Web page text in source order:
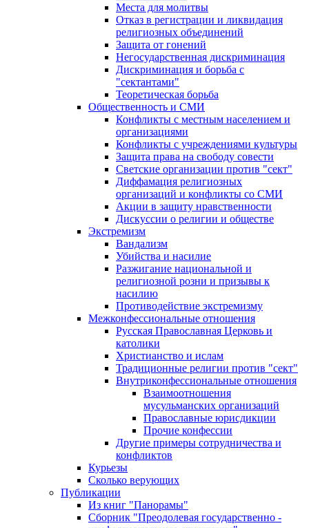
Места для молитвы
Отказ в регистрации и ликвидация
религиозных объединений
Защита от гонений
Негосударственная дискриминация
Дискриминация и борьба с
"сектантами"
Теоретическая борьба
Общественность и СМИ
Конфликты с местным населением и
организациями
Конфликты с учреждениями культуры
Защита права на свободу совести
Светские организации против "сект"
Диффамация религиозных
организаций и конфликты со СМИ
Акции в защиту нравственности
Дискуссии о религии и обществе
Экстремизм
Вандализм
Убийства и насилие
Разжигание национальной и
религиозной розни и призывы к
насилию
Противодействие экстремизму
Межконфессиональные отношения
Русская Православная Церковь и
католики
Христианство и ислам
Традиционные религии против "сект"
Внутриконфессиональные отношения
Взаимоотношения
мусульманских организаций
Православные юрисдикции
Прочие конфессии
Другие примеры сотрудничества и
конфликтов
Курьезы
Сколько верующих
Публикации
Из книг "Панорамы"
Сборник "Преодолевая государственно -